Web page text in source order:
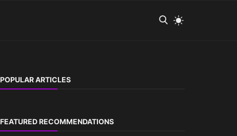
POPULAR ARTICLES
FEATURED RECOMMENDATIONS